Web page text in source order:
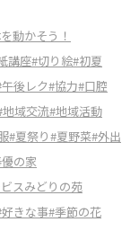
動かそう！
講座#切り絵#初夏
後レク#協力#口腔
地域交流#地域活動
#夏祭り#夏野菜#外出
の家
スみどりの苑
きな事#季節の花